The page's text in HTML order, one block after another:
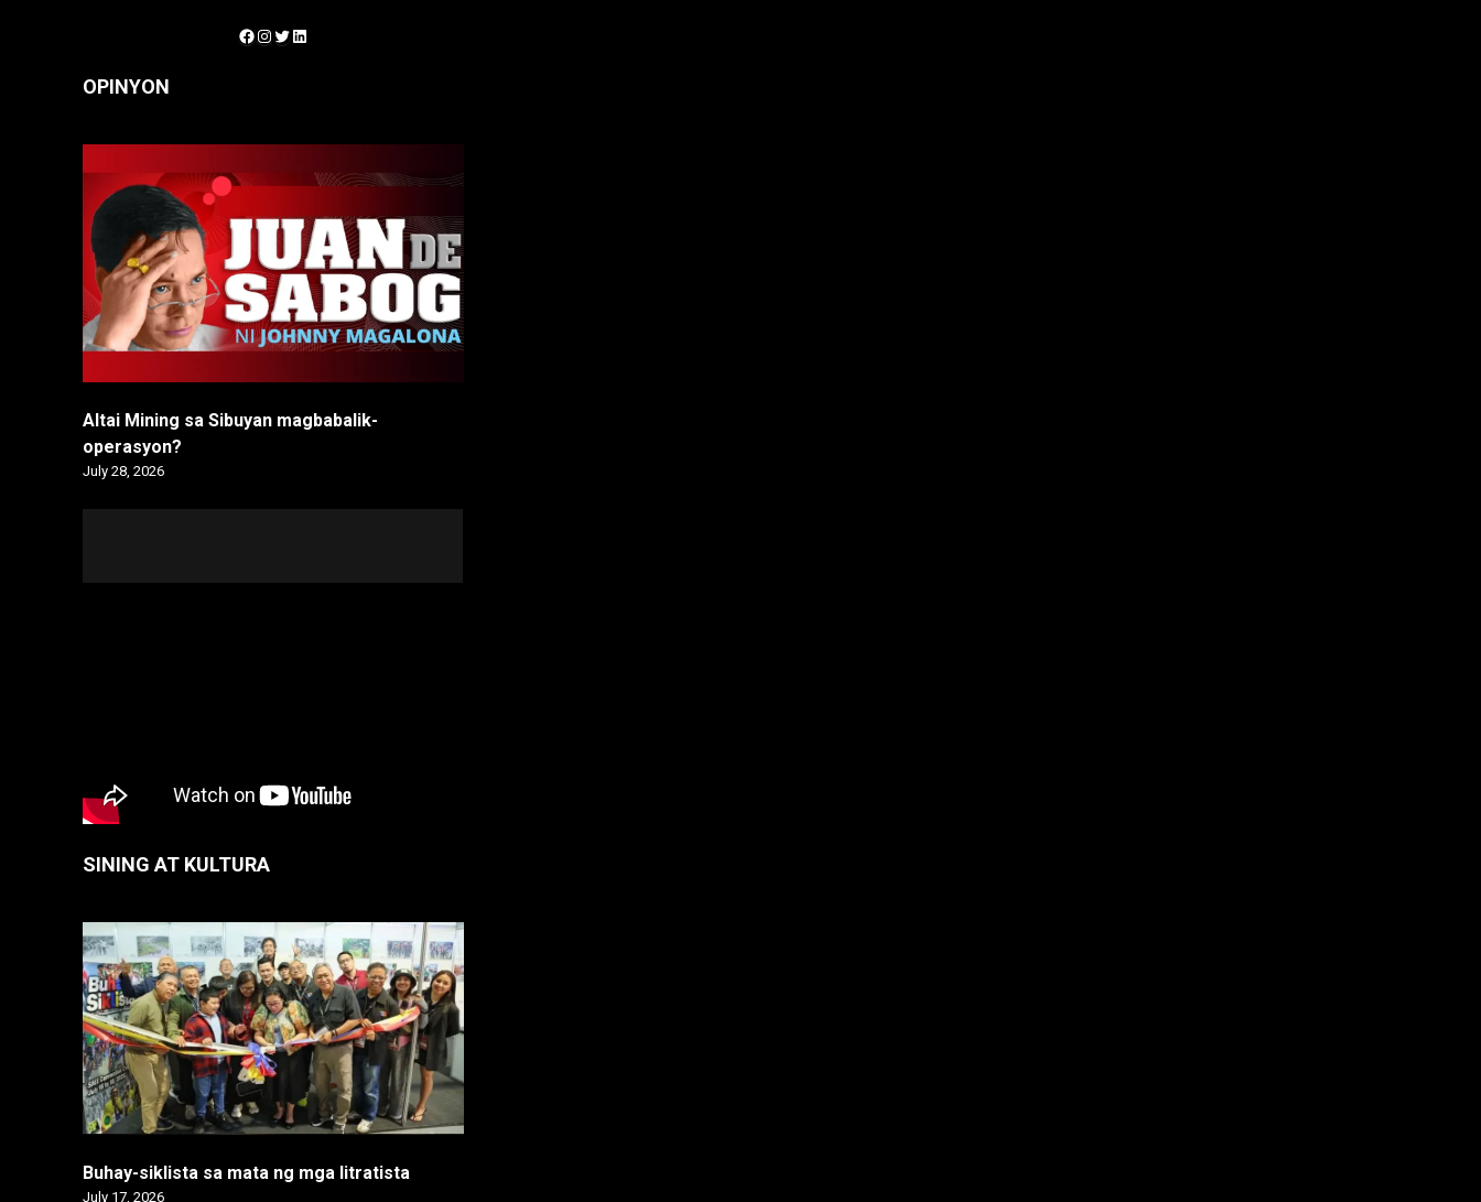
Facebook
Instagram
Twitter
LinkedIn
OPINYON
Altai Mining sa Sibuyan magbabalik-
operasyon?
July 28, 2026
SINING AT KULTURA
Buhay-siklista sa mata ng mga litratista
July 17, 2026